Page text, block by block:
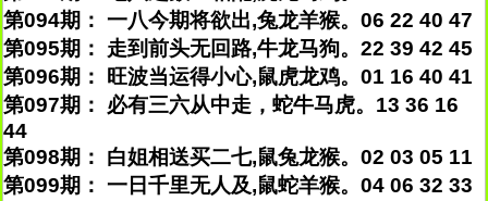
第094期： 一八今期将欲出,兔龙羊猴。06 22 40 47
第095期： 走到前头无回路,牛龙马狗。22 39 42 45
第096期： 旺波当运得小心,鼠虎龙鸡。01 16 40 41
第097期： 必有三六从中走，蛇牛马虎。13 36 16
44
第098期： 白姐相送买二七,鼠兔龙猴。02 03 05 11
第099期： 一日千里无人及,鼠蛇羊猴。04 06 32 33